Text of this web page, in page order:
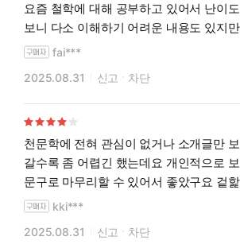
요즘 철학에 대해 공부하고 있어서 난이
보니 다소 이해하기 어려운 내용도 있지
fai***
2025.08.31
신고 차단
천문학에 전혀 관심이 없거나 소개글만
갈수록 좀 어렵긴 했는데요 개인적으로
문구로 마무리할 수 있어서 좋았구요 겉
kki***
2025.08.31
신고 차단